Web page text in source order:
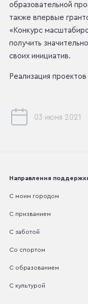
образовательной
также впервые
«Конкурс
получить
своих инициатив.
Реализация
03 июня 2021
Направления
С моим городом
С призванием
С заботой
Со спортом
С образованием
С культурой